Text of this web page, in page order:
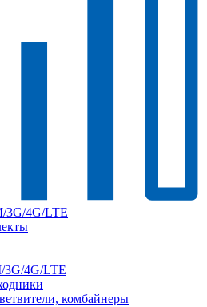
3G/4G/LTE
4G/LTE
комбайнеры